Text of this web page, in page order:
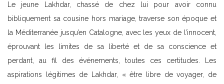
Le jeune Lakhdar, chassé de chez lui pour avoir connu
bibliquement sa cousine hors mariage, traverse son époque et
la Méditerranée jusqu’en Catalogne, avec les yeux de l’innocent,
éprouvant les limites de sa liberté et de sa conscience et
perdant, au fil des événements, toutes ces certitudes. Les
aspirations légitimes de Lakhdar, « être libre de voyager, de